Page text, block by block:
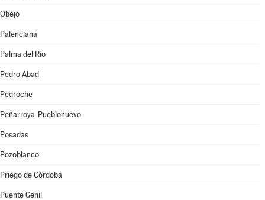
Obejo
Palenciana
Palma del Río
Pedro Abad
Pedroche
Peñarroya-Pueblonuevo
Posadas
Pozoblanco
Priego de Córdoba
Puente Genil